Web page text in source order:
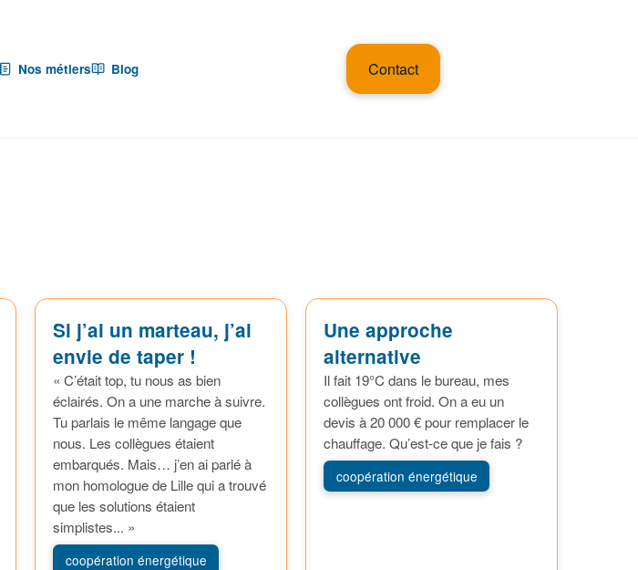
Nos métiers Blog Contact
Si j’ai un marteau, j’ai
envie de taper !
« C’était top, tu nous as bien
éclairés. On a une marche à suivre.
Tu parlais le même langage que
nous. Les collègues étaient
embarqués. Mais… j’en ai parlé à
mon homologue de Lille qui a trouvé
que les solutions étaient
simplistes... »
coopération énergétique
Une approche
alternative
Il fait 19°C dans le bureau, mes
collègues ont froid. On a eu un
devis à 20 000 € pour remplacer le
chauffage. Qu’est-ce que je fais ?
coopération énergétique